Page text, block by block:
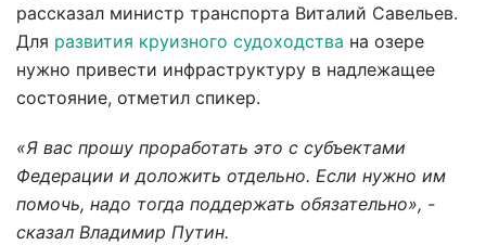
рассказал министр транспорта Виталий Савельев.
Для развития круизного судоходства на озере
нужно привести инфраструктуру в надлежащее
состояние, отметил спикер.
«Я вас прошу проработать это с субъектами
Федерации и доложить отдельно. Если нужно им
помочь, надо тогда поддержать обязательно», -
сказал Владимир Путин.